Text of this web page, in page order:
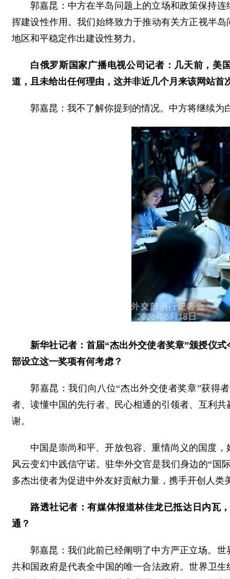
郭嘉昆：中方在半岛问题上的立场和政策保持
挥建设性作用。我们始终致力于推动有关方正视半
地区和平稳定作出建设性努力。
白俄罗斯国家广播电视公司记者：几天前，美
道，且未给出任何理由，这并非近几个月来该网站
郭嘉昆：我不了解你提到的情况。中方将继续
新华社记者：首届“杰出外交使者奖章”颁授仪
部设立这一奖项有何考虑？
郭嘉昆：我们向八位“杰出外交使者奖章”获得
者、读懂中国的先行者、民心相通的引领者、互利
谢。
中国是崇尚和平、开放包容、重情尚义的国度
风云变幻中践信守诺。驻华外交官是我们身边的“国
多杰出使者为促进中外友好贡献力量，携手开创人类
路透社记者：有媒体报道林佳龙已抵达日内瓦
通？
郭嘉昆：我们此前已经阐明了中方严正立场。
共和国政府是代表全中国的唯一合法政府。世界卫